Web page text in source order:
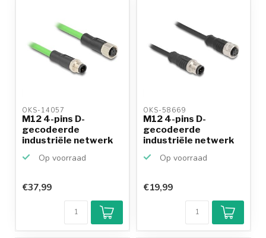
OKS-14057
M12 4-pins D-
gecodeerde
industriële netwerk
Op voorraad
€37,99
OKS-58669
M12 4-pins D-
gecodeerde
industriële netwerk
Op voorraad
€19,99